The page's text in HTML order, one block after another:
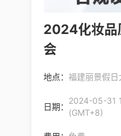
2024化妆品
会
地点： 福建丽景假
日期：
2024-05-31
(GMT+8)